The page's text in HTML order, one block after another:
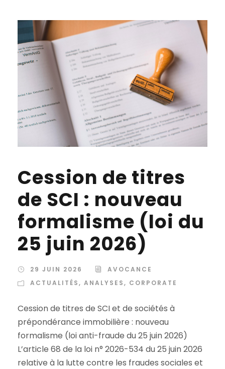
Cession de titres
de SCI : nouveau
formalisme (loi du
25 juin 2026)
29 JUIN 2026
AVOCANCE
ACTUALITÉS, ANALYSES, CORPORATE
Cession de titres de SCI et de sociétés à
prépondérance immobilière : nouveau
formalisme (loi anti-fraude du 25 juin 2026)
L’article 68 de la loi n° 2026-534 du 25 juin 2026
relative à la lutte contre les fraudes sociales et